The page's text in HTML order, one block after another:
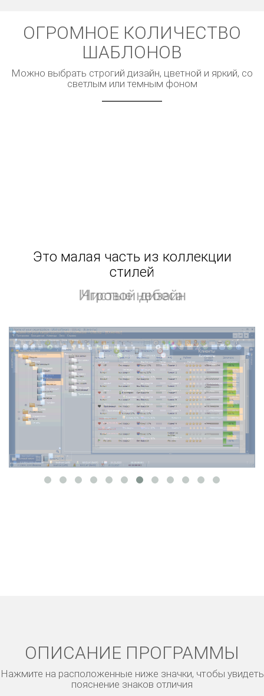
ОГРОМНОЕ КОЛИЧЕСТВО
ШАБЛОНОВ
Можно выбрать строгий дизайн, цветной и яркий, со
светлым или темным фоном
Это малая часть из коллекции
стилей
Игровой дизайн
ОПИСАНИЕ ПРОГРАММЫ
Нажмите на расположенные ниже значки, чтобы увидеть
пояснение знаков отличия